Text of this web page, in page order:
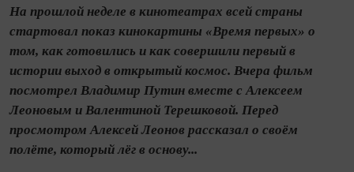
На прошлой неделе в кинотеатрах всей страны
стартовал показ кинокартины «Время первых» о
том, как готовились и как совершили первый в
истории выход в открытый космос. Вчера фильм
посмотрел Владимир Путин вместе с Алексеем
Леоновым и Валентиной Терешковой. Перед
просмотром Алексей Леонов рассказал о своём
полёте, который лёг в основу...